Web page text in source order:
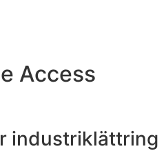
Access
industriklättring